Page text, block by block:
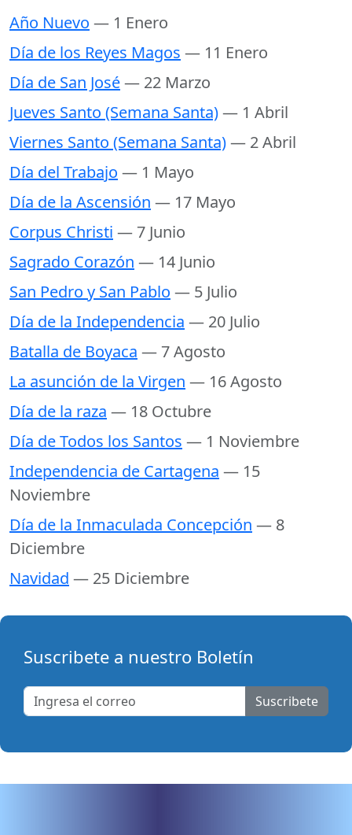
Año Nuevo — 1 Enero
Día de los Reyes Magos — 11 Enero
Día de San José— 22 Marzo
Jueves Santo (Semana Santa)— 1 Abril
Viernes Santo (Semana Santa)— 2 Abril
Día del Trabajo — 1 Mayo
Día de la Ascensión — 17 Mayo
Corpus Christi — 7 Junio
Sagrado Corazón — 14 Junio
San Pedro y San Pablo — 5 Julio
Día de la Independencia — 20 Julio
Batalla de Boyaca — 7 Agosto
La asunción de la Virgen — 16 Agosto
Día de la raza — 18 Octubre
Día de Todos los Santos — 1 Noviembre
Independencia de Cartagena — 15
Noviembre
Día de la Inmaculada Concepción — 8
Diciembre
Navidad — 25 Diciembre
Suscribete a nuestro Boletín
Suscribete